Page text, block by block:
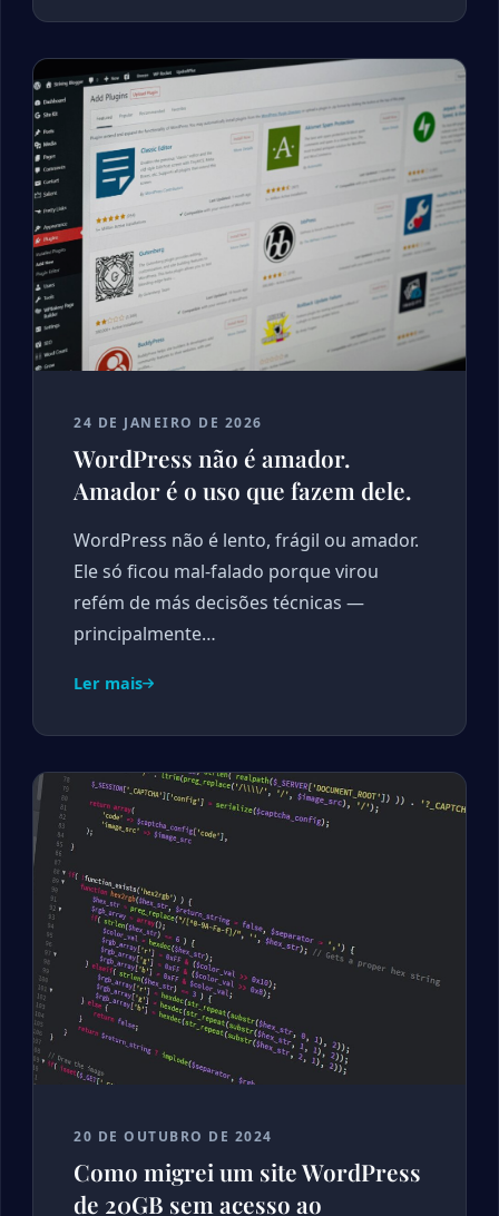
24 DE JANEIRO DE 2026
WordPress não é amador.
Amador é o uso que fazem dele.
WordPress não é lento, frágil ou amador.
Ele só ficou mal-falado porque virou
refém de más decisões técnicas —
principalmente…
Ler mais
20 DE OUTUBRO DE 2024
Como migrei um site WordPress
de 20GB sem acesso ao